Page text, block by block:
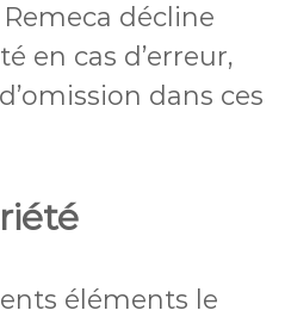
décline
en cas d’erreur,
dans ces
éléments le